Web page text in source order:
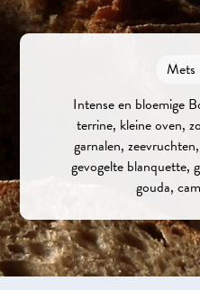
Mets
Intense en bloemige
terrine, kleine oven,
garnalen,
gevogelte blanquette,
gouda,